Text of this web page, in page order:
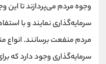
وجوه مردم می‌پردازند تا این
سرمایه‌گذاری نمایند و با
مردم منفعت برسانند.
سرمایه‌گذاری وجود دارد که